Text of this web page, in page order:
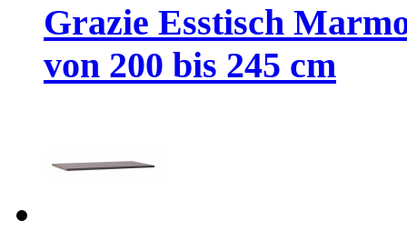
Grazie Esstisch
von 200 bis 245 cm